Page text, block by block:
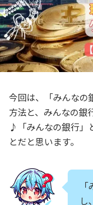
今回は、「みんなの
方法と、みんなの銀
♪「みんなの銀行」
とだと思います。
し